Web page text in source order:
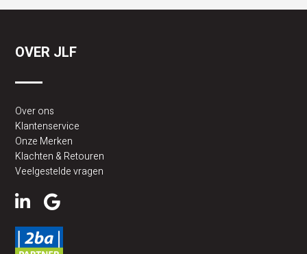
OVER JLF
Over ons
Klantenservice
Onze Merken
Klachten & Retouren
Veelgestelde vragen